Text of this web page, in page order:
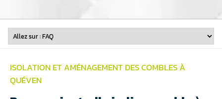
ISOLATION ETAMÉNAGEMENT DES COMBLESÀ
QUÉVEN